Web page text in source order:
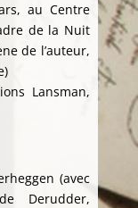
au Centre
de la Nuit
de l’auteur,
Lansman,
(avec
Derudder,